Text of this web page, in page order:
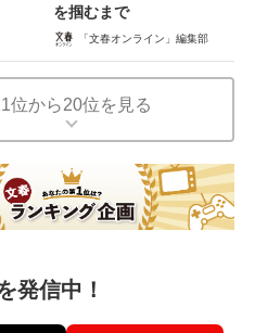
を掴むまで
「文春オンライン」編集部
位から20位を見る
発信中！